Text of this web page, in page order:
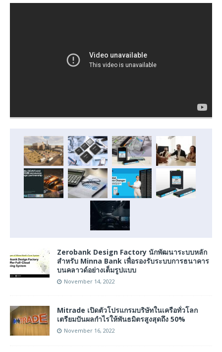
Zerobank Design Factory นักพัฒนาระบบหลัก
สำหรับ Minna Bank เพื่อรองรับระบบการธนาคาร
บนคลาวด์อย่างเต็มรูปแบบ
November 14, 2022
Mitrade เปิดตัวโปรแกรมบริษัทในเครือทั่วโลก
เตรียมปันผลกำไรให้พันธมิตรสูงสุดถึง 50%
November 16, 2022